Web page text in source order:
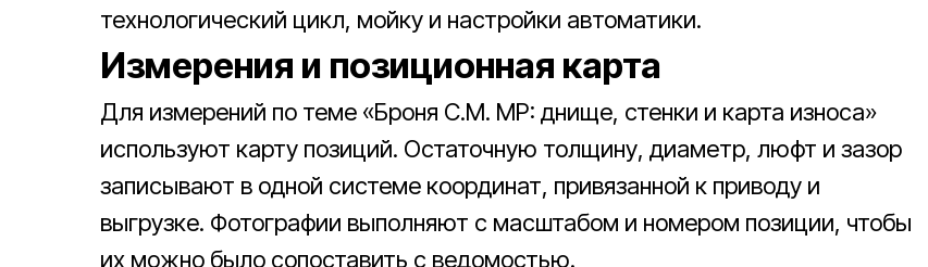
технологический цикл, мойку и настройки автоматики.
Измерения и позиционная карта
Для измерений по теме «Броня C.M. MP: днище, стенки и карта износа»
используют карту позиций. Остаточную толщину, диаметр, люфт и зазор
записывают в одной системе координат, привязанной к приводу и
выгрузке. Фотографии выполняют с масштабом и номером позиции, чтобы
их можно было сопоставить с ведомостью.